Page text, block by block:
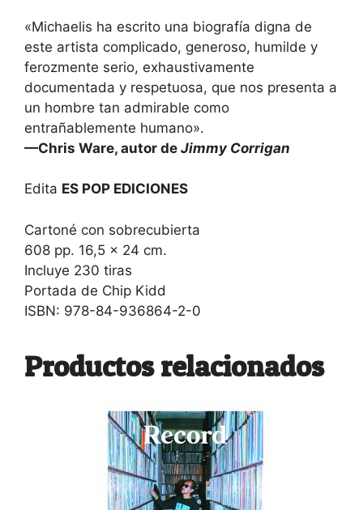
«Michaelis ha escrito una biografía digna de
este artista complicado, generoso, humilde y
ferozmente serio, exhaustivamente
documentada y respetuosa, que nos presenta a
un hombre tan admirable como
entrañablemente humano».
—Chris Ware, autor de Jimmy Corrigan
Edita ES POP EDICIONES
Cartoné con sobrecubierta
608 pp. 16,5 x 24 cm.
Incluye 230 tiras
Portada de Chip Kidd
ISBN: 978-84-936864-2-0
Productos relacionados